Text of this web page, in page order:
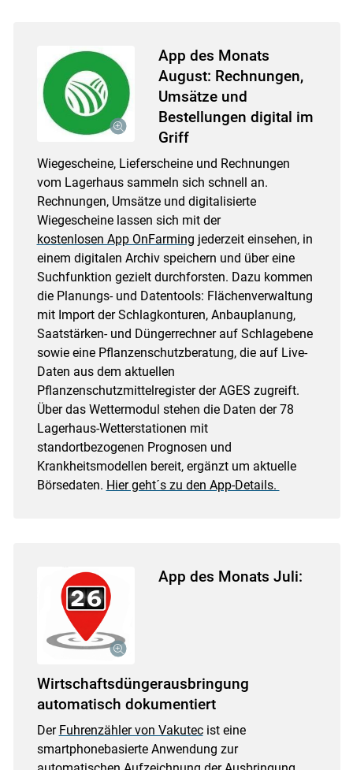
App des Monats
August: Rechnungen,
Umsätze und
Bestellungen digital im
Griff
Wiegescheine, Lieferscheine und Rechnungen
vom Lagerhaus sammeln sich schnell an.
Rechnungen, Umsätze und digitalisierte
Wiegescheine lassen sich mit der
kostenlosen App OnFarming jederzeit einsehen, in
einem digitalen Archiv speichern und über eine
Suchfunktion gezielt durchforsten. Dazu kommen
die Planungs- und Datentools: Flächenverwaltung
mit Import der Schlagkonturen, Anbauplanung,
Saatstärken- und Düngerrechner auf Schlagebene
sowie eine Pflanzenschutzberatung, die auf Live-
Daten aus dem aktuellen
Pflanzenschutzmittelregister der AGES zugreift.
Über das Wettermodul stehen die Daten der 78
Lagerhaus-Wetterstationen mit
standortbezogenen Prognosen und
Krankheitsmodellen bereit, ergänzt um aktuelle
Börsedaten. Hier geht´s zu den App-Details.
App des Monats Juli:
Wirtschaftsdüngerausbringung
automatisch dokumentiert
Der Fuhrenzähler von Vakutecist eine
smartphonebasierte Anwendung zur